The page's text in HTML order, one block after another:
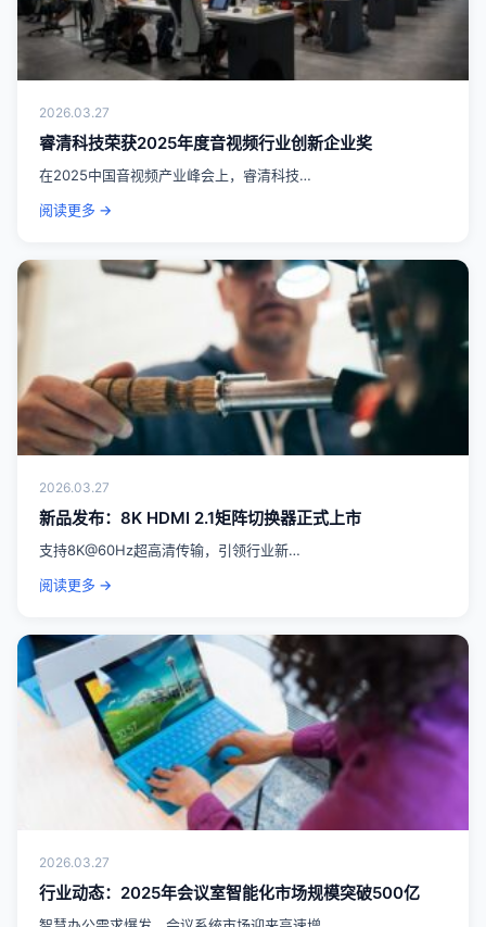
2026.03.27
睿清科技荣获2025年度音视频行业创新企业奖
在2025中国音视频产业峰会上，睿清科技…
阅读更多 →
2026.03.27
新品发布：8K HDMI 2.1矩阵切换器正式上市
支持8K@60Hz超高清传输，引领行业新…
阅读更多 →
2026.03.27
行业动态：2025年会议室智能化市场规模突破500亿